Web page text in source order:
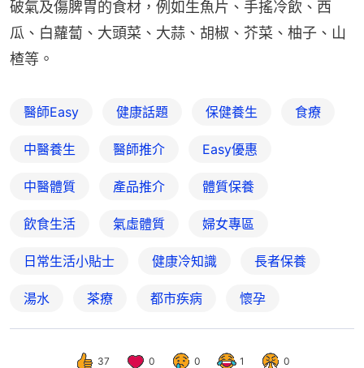
破氣及傷脾胃的食材，例如生魚片、手搖冷飲、西
瓜、白蘿蔔、大頭菜、大蒜、胡椒、芥菜、柚子、山
楂等。
醫師Easy 健康話題 保健養生 食療
中醫養生 醫師推介 Easy優惠
中醫體質 產品推介 體質保養
飲食生活 氣虛體質 婦女專區
日常生活小貼士 健康冷知識 長者保養
湯水 茶療 都市疾病 懷孕
37 0 0 1 0